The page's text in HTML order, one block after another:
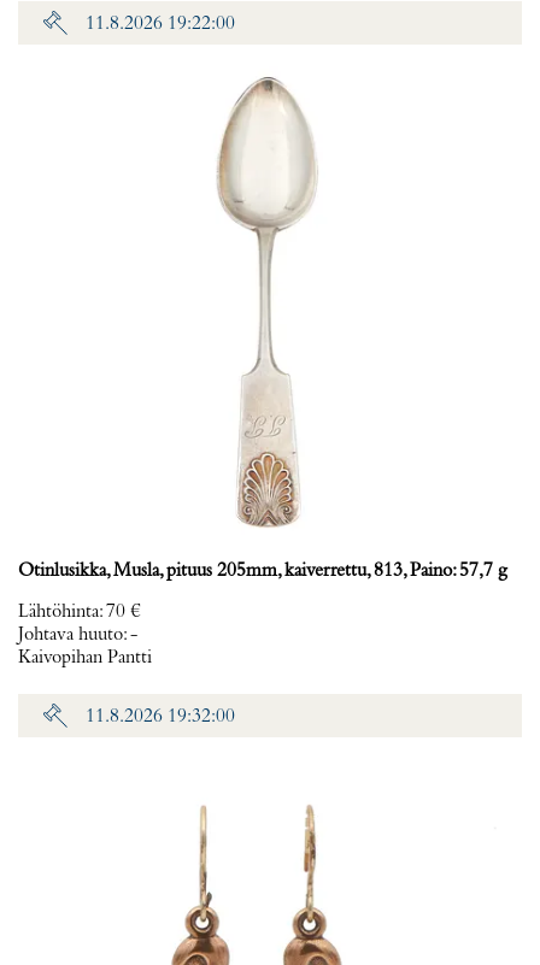
11.8.2026 19:22:00
Otinlusikka, Musla, pituus 205mm, kaiverrettu, 813, Paino: 57,7 g
Lähtöhinta:70 €
Johtava huuto:-
Kaivopihan Pantti
11.8.2026 19:32:00